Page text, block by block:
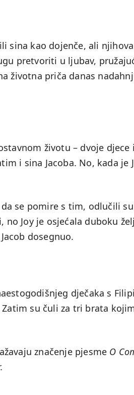
sina kao dojenče, ali
pretvoriti u ljubav,
životna priča danas
životu – dvoje djece i
i sina Jacoba. No, kada je
se pomire s tim, odlučili
Joy je osjećala duboku
dosegnuo.
dječaka s
Zatim su čuli za tri brata
značenje pjesme O